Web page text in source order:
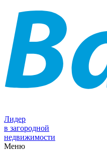
Лидер
в загородной
недвижимости
Меню